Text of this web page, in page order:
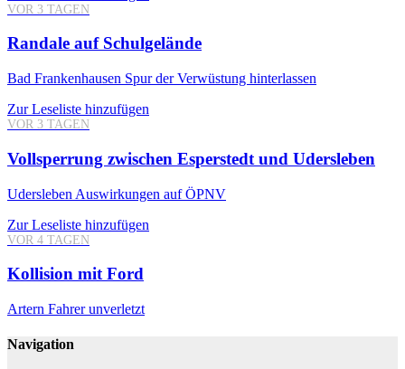
VOR 3 TAGEN
Randale auf Schulgelände
Bad Frankenhausen Spur der Verwüstung hinterlassen
Zur Leseliste hinzufügen
VOR 3 TAGEN
Vollsperrung zwischen Esperstedt und Udersleben
Udersleben Auswirkungen auf ÖPNV
Zur Leseliste hinzufügen
VOR 4 TAGEN
Kollision mit Ford
Artern Fahrer unverletzt
Navigation